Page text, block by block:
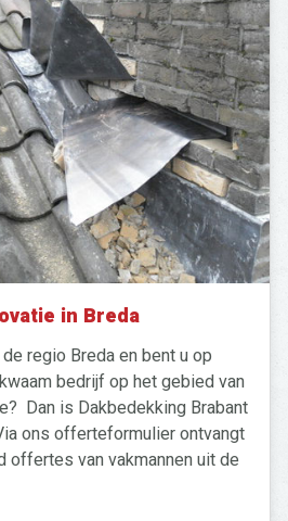
in Breda
regio Breda en bent u op
bedrijf op het gebied van
Dan is Dakbedekking Brabant
ons offerteformulier ontvangt
offertes van vakmannen uit de